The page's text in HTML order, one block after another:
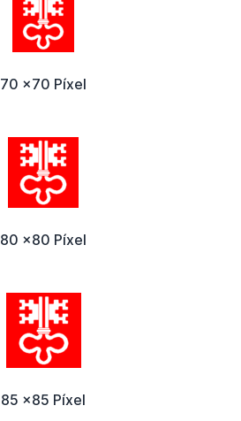
70 x70 Píxel
80 x80 Píxel
85 x85 Píxel